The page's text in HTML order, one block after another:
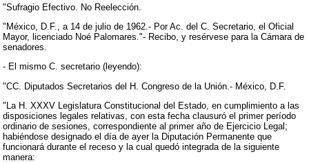
"Sufragio Efectivo. No Reelección.
"México, D.F., a 14 de julio de 1962.- Por Ac. del C. Secretario, el Oficial
Mayor, licenciado Noé Palomares."- Recibo, y resérvese para la Cámara de
senadores.
- El mismo C. secretario (leyendo):
"CC. Diputados Secretarios del H. Congreso de la Unión.- México, D.F.
"La H. XXXV Legislatura Constitucional del Estado, en cumplimiento a las
disposiciones legales relativas, con esta fecha clausuró el primer período
ordinario de sesiones, correspondiente al primer año de Ejercicio Legal;
habiéndose designado el día de ayer la Diputación Permanente que
funcionará durante el receso y la cual quedó integrada de la siguiente
manera: